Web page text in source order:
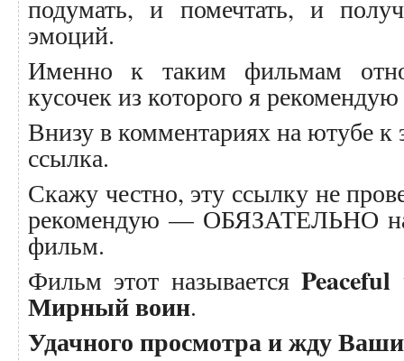
подумать, и помечтать, и
эмоций.
Именно к таким фильмам
кусочек из которого я
Внизу в комментариях на ютубе
ссылка.
Скажу честно, эту ссылку не
рекомендую — ОБЯЗАТЕЛЬНО
фильм.
Фильм этот называется
Мирный воин.
Удачного просмотра и жду